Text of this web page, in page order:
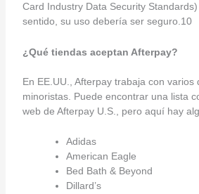
Card Industry Data Security
sentido, su uso debería ser seguro.10
¿Qué tiendas aceptan Afterpay?
En EE.UU., Afterpay trabaja con varios
minoristas. Puede encontrar una lista
web de Afterpay U.S., pero aquí hay
Adidas
American Eagle
Bed Bath & Beyond
Dillard’s